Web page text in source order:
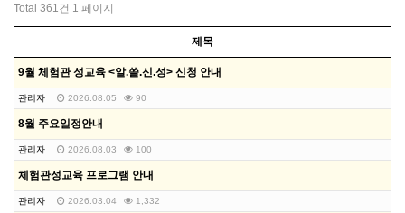
Total 361건 1 페이지
제목
9월 체험관 성교육 <알.쓸.신.성> 신청 안내
관리자 2026.08.05 90
8월 주요일정안내
관리자 2026.08.03 100
체험관성교육 프로그램 안내
관리자 2026.03.04 1,332